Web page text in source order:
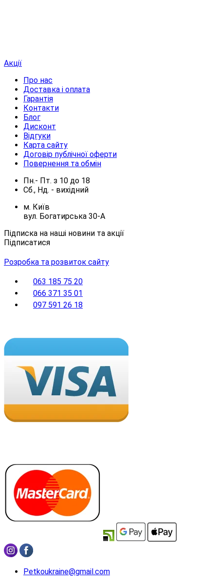
Акції
Про нас
Доставка і оплата
Гарантія
Контакти
Блог
Дисконт
Відгуки
Карта сайту
Договір публічної оферти
Повернення та обмін
Пн.- Пт. з 10 до 18
Сб., Нд. - вихідний
м. Київ
вул. Богатирська 30-А
Підписка на наші новини та акції
Підписатися
Розробка та розвиток сайту
063 185 75 20
066 371 35 01
097 591 26 18
Petkoukraine@gmail.com